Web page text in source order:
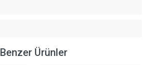
Benzer Ürünler